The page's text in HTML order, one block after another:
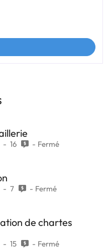
16 Fermé
7 Fermé
de chartes
15 Fermé